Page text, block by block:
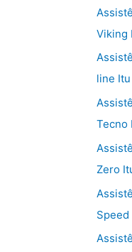
Viking
line Itu
Tecno
Zero
Speed